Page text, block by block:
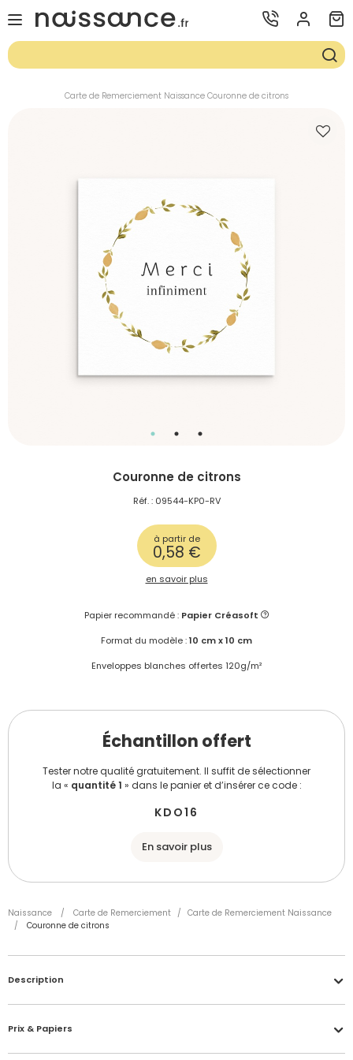
Carte de Remerciement Naissance Couronne de citrons
Couronne de citrons
Réf. : 09544-KP0-RV
à partir de
0,58 €
en savoir plus
Papier recommandé :Papier Créasoft
Format du modèle :10 cm x 10 cm
Enveloppes blanches offertes 120g/m²
Échantillon offert
Tester notre qualité gratuitement. Il suffit de sélectionner
la « quantité 1 » dans le panier et d’insérer ce code :
KDO16
En savoir plus
Naissance / Carte de Remerciement / Carte de Remerciement Naissance
/
Couronne de citrons
Description
Prix & Papiers